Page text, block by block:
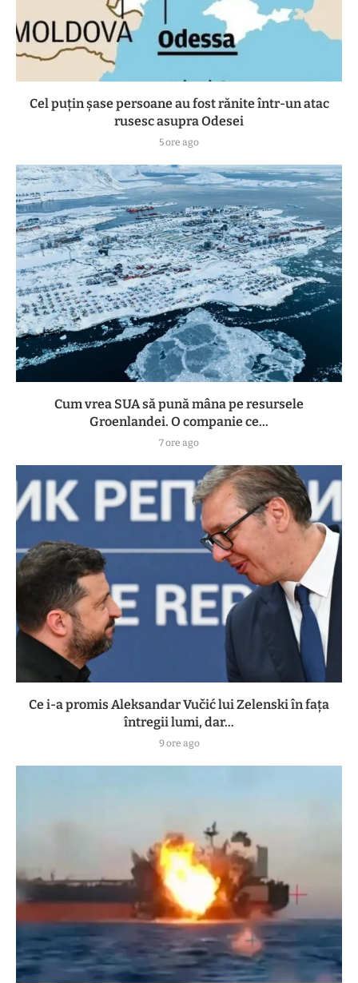
Cel puțin șase persoane au fost rănite într-un atac
rusesc asupra Odesei
5 ore ago
Cum vrea SUA să pună mâna pe resursele
Groenlandei. O companie ce...
7 ore ago
Ce i-a promis Aleksandar Vučić lui Zelenski în fața
întregii lumi, dar...
9 ore ago